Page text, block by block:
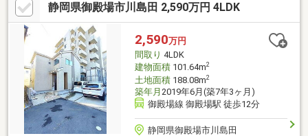
静岡県御殿場市川島田 2,590万円 4LDK
2,590万円
間取り 4LDK
建物面積101.64m2
土地面積188.08m2
築年月 2019年6月(築7年3ヶ月)
御殿場線 御殿場駅 徒歩12分
静岡県御殿場市川島田